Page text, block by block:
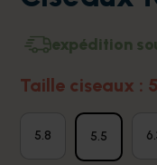
expédition
Taille ciseaux :
5.8 5.5